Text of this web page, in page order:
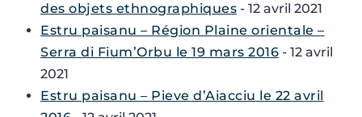
des objets ethnographiques - 12 avril 2021
Estru paisanu – Région Plaine orientale –
Serra di Fium’Orbu le 19 mars 2016 - 12 avril
2021
Estru paisanu – Pieve d’Aiacciu le 22 avril